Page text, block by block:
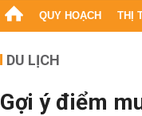
QUY HOẠCH THỊ
DU LỊCH
Gợi ý điểm